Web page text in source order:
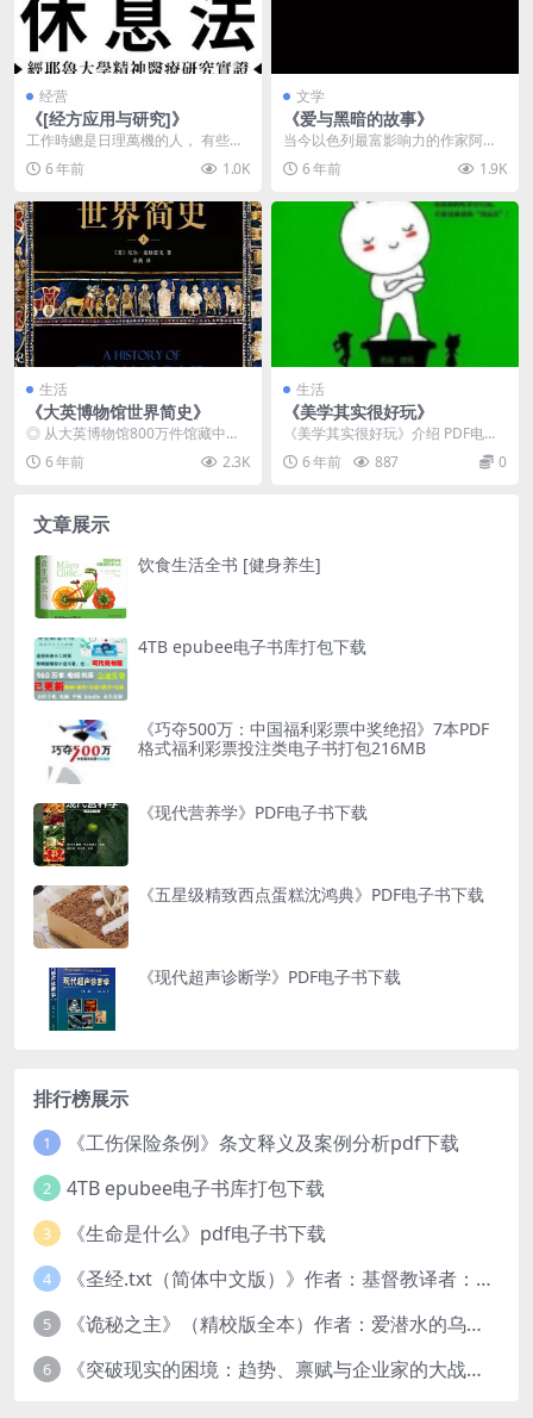
经营
《[经方应用与研究]》
工作時總是日理萬機的人， 有些疲
勞是無法消失的。 不論怎麼休息，
睡得再多，為何還...
6 年前 1.0K
文学
《爱与黑暗的故事》
当今以色列最富影响力的作家阿摩
司·奥兹发表于2002年的自传体长篇
小说《爱与黑暗...
6 年前 1.9K
生活
《大英博物馆世界简史》
◎ 从大英博物馆800万件馆藏中精
选100件藏品 / 讲述人类200万年历
史 ◎...
6 年前 2.3K
生活
《美学其实很好玩》
《美学其实很好玩》介绍 PDF电子
书：美学其实很好玩 PDF电子书作
者：陈韵鹦 ...
6 年前 887 0
文章展示
饮食生活全书 [健身养生]
4TB epubee电子书库打包下载
《巧夺500万：中国福利彩票中奖绝招》7本PDF
格式福利彩票投注类电子书打包216MB
《现代营养学》PDF电子书下载
《五星级精致西点蛋糕沈鸿典》PDF电子书下载
《现代超声诊断学》PDF电子书下载
排行榜展示
1 《工伤保险条例》条文释义及案例分析pdf下载
2 4TB epubee电子书库打包下载
3 《生命是什么》pdf电子书下载
4 《圣经.txt（简体中文版）》作者：基督教译者：中国基督教协会
5 《诡秘之主》（精校版全本）作者：爱潜水的乌贼txt
6 《突破现实的困境：趋势、禀赋与企业家的大战略》pdf图书下载